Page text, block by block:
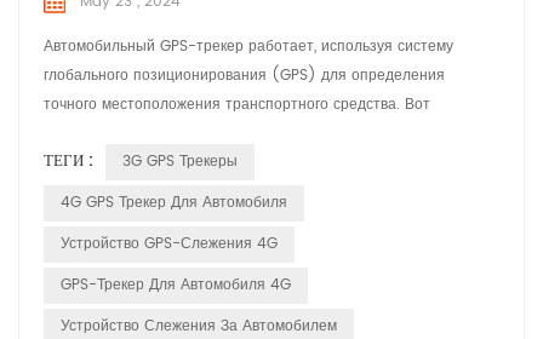
Автомобильный GPS-трекер работает, используя систему
глобального позиционирования (GPS) для определения
точного местоположения транспортного средства. Вот
Система опирается на сеть спутников, вращающихся вокруг
Земли. Эти спутники постоянно передают сигналы, которые
Прием сигналов...
ТЕГИ :
3G GPS Трекеры
4G GPS Трекер Для Автомобиля
Устройство GPS-Слежения 4G
GPS-Трекер Для Автомобиля 4G
Устройство Слежения За Автомобилем